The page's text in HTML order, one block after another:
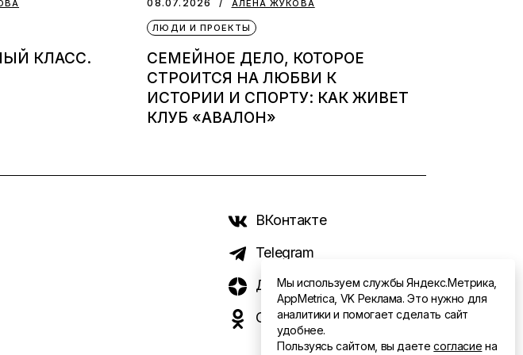
КЛАСС.
08.07.2026 АЛЕНА ЖУКОВА
ЛЮДИ И ПРОЕКТЫ
СЕМЕЙНОЕ ДЕЛО, КОТОРОЕ
СТРОИТСЯ НА ЛЮБВИ К
ИСТОРИИ И СПОРТУ: КАК ЖИВЕТ
КЛУБ «АВАЛОН»
ВКонтакте
Telegram
Дзен
Одноклассники
Мы используем службы Яндекс.Метрика,
AppMetrica, VK Реклама. Это нужно для
аналитики и помогает сделать сайт
удобнее.
Пользуясь сайтом, вы даетесогласие на